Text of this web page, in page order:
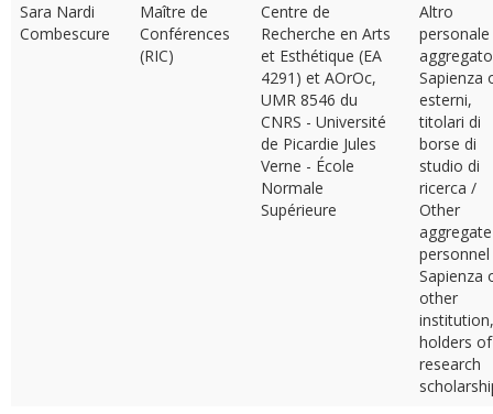
Sara Nardi
Combescure
Maître de
Conférences
(RIC)
Centre de
Recherche en Arts
et Esthétique (EA
4291) et AOrOc,
UMR 8546 du
CNRS - Université
de Picardie Jules
Verne - École
Normale
Supérieure
Altro
personale
aggregato
Sapienza
esterni,
titolari di
borse di
studio di
ricerca /
Other
aggregate
personnel
Sapienza
other
institution,
holders of
research